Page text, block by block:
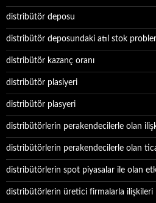
distribütör deposu
distribütör deposundaki atıl stok
distribütör kazanç oranı
distribütör plasiyeri
distribütör plasyeri
distribütörlerin perakendecilerle olan
distribütörlerin perakendecilerle olan
distribütörlerin spot piyasalar ile olan
distribütörlerin üretici firmalarla ilişkileri